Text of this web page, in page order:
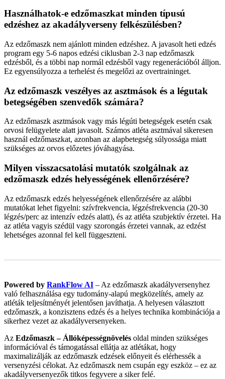
Használhatok-e edzőmaszkat minden típusú
edzéshez az akadályverseny felkészülésben?
Az edzőmaszk nem ajánlott minden edzéshez. A javasolt heti edzés
program egy 5-6 napos edzési ciklusban 2-3 nap edzőmaszk
edzésből, és a többi nap normál edzésből vagy regenerációból álljon.
Ez egyensúlyozza a terhelést és megelőzi az overtraininget.
Az edzőmaszk veszélyes az asztmások és a légutak
betegségében szenvedők számára?
Az edzőmaszk asztmások vagy más légúti betegségek esetén csak
orvosi felügyelete alatt javasolt. Számos atléta asztmával sikeresen
használ edzőmaszkat, azonban az alapbetegség súlyossága miatt
szükséges az orvos előzetes jóváhagyása.
Milyen visszacsatolási mutatók szolgálnak az
edzőmaszk edzés helyességének ellenőrzésére?
Az edzőmaszk edzés helyességének ellenőrzésére az alábbi
mutatókat lehet figyelni: szívfrekvencia, légzésfrekvencia (20-30
légzés/perc az intenzív edzés alatt), és az atléta szubjektív érzetei. Ha
az atléta vagyis szédül vagy szorongás érzetei vannak, az edzést
lehetséges azonnal fel kell függeszteni.
Powered by RankFlow AI – Az edzőmaszk akadályversenyhez
való felhasználása egy tudomány-alapú megközelítés, amely az
atléták teljesítményét jelentősen javíthatja. A helyesen választott
edzőmaszk, a konzisztens edzés és a helyes technika kombinációja a
sikerhez vezet az akadályversenyeken.
Az Edzőmaszk – Állóképességnövelés oldal minden szükséges
információval és támogatással ellátja az atlétákat, hogy
maximalizálják az edzőmaszk edzések előnyeit és elérhessék a
versenyzési célokat. Az edzőmaszk nem csupán egy eszköz – ez az
akadályversenyezők titkos fegyvere a siker felé.